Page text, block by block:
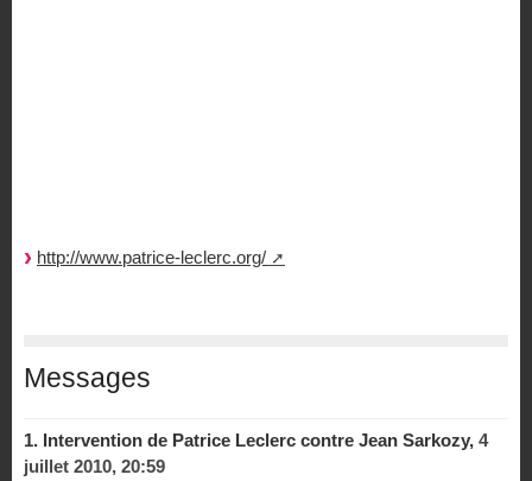
http://www.patrice-leclerc.org/
Messages
1. Intervention de Patrice Leclerc contre Jean Sarkozy, 4
juillet 2010, 20:59